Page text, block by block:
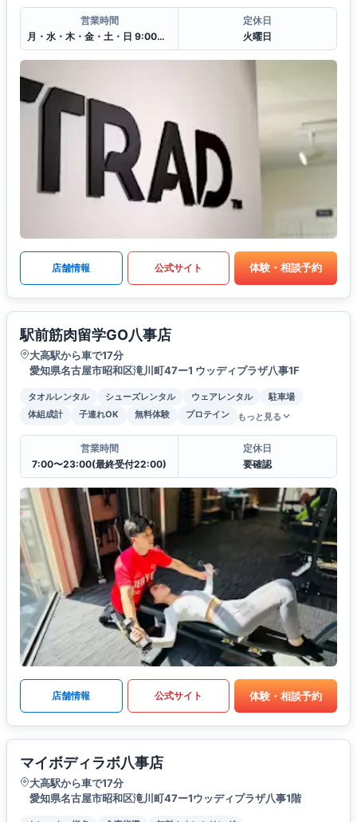
営業時間
月・水・木・金・土・日 9:00〜22:00(完全予約制)
定休日
火曜日
店舗情報 公式サイト 体験・相談予約
駅前筋肉留学GO八事店
大高駅から車で17分
愛知県名古屋市昭和区滝川町47ー1 ウッディプラザ八事1F
タオルレンタル シューズレンタル ウェアレンタル
駐車場
体組成計
子連れOK 無料体験 プロテイン もっと見る
営業時間
7:00〜23:00(最終受付22:00)
定休日
要確認
店舗情報 公式サイト 体験・相談予約
マイボディラボ八事店
大高駅から車で17分
愛知県名古屋市昭和区滝川町47ー1ウッディプラザ八事1階